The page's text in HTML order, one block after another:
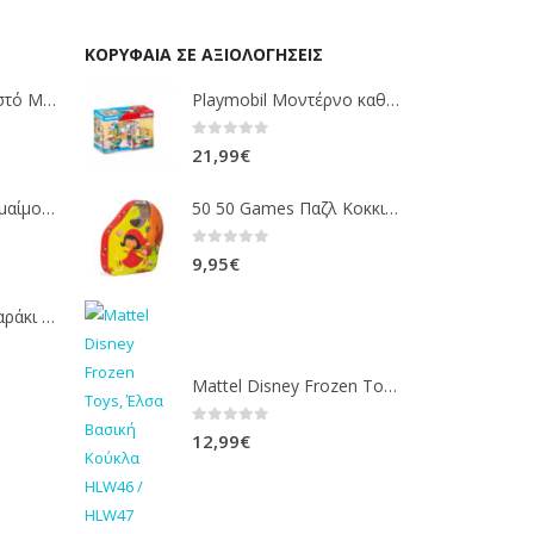
Fisher Price Κρεμαστό Μαϊμουδάκι Με Μουσική (JFF02)
Mattel fisher-price μαίμουδακι - μπαλιτσα με κινηση JLB95
Fisher-Price Μαξιλαράκι Δραστηριοτήτων με Αρκουδάκι (JHB44)
ΚΟΡΥΦΑΊΑ ΣΕ ΑΞΙΟΛΟΓΉΣΕΙΣ
Playmobil Μοντέρνο καθιστικό 70988
21,99€
50 50 Games Παζλ Κοκκινοσκουφίτσα 24 Τεμάχια 505301
9,95€
Mattel Disney Frozen Toys, Έλσα Βασική Κούκλα HLW46 / HLW47
12,99€